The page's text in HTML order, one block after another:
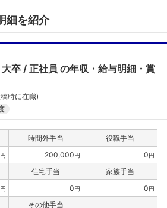
ローしました
細を紹介
大卒 正社員 の年収・給与明細・賞
時に在職)
時間外手当
役職手当
円 200,000円 0円
住宅手当
家族手当
円 0円 0円
その他手当